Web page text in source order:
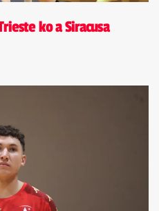
ko a Siracusa